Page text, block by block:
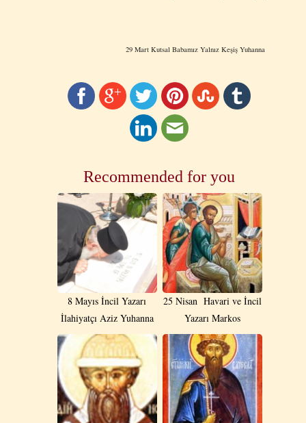
29 Mart Kutsal Babamız Yalnız Keşiş Yuhanna
Recommended for you
8 Mayıs İncil Yazarı
İlahiyatçı Aziz Yuhanna
25 Nisan Havari ve İncil
Yazarı Markos